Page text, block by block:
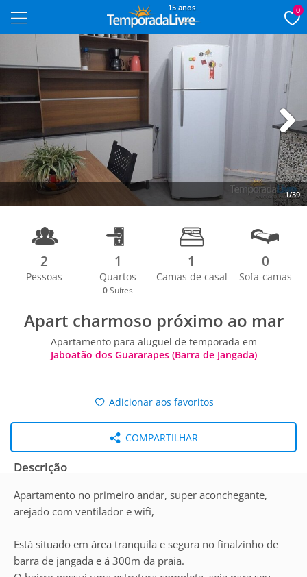
15 anos 0
1/39
Next
2
Pessoas
1
Quartos
0 Suítes
1
Camas de casal
0
Sofa-camas
Apart charmoso próximo ao mar
Apartamento para aluguel de temporada em
Jaboatão dos Guararapes (Barra de Jangada)
Adicionar aos favoritos
COMPARTILHAR
Descrição
Apartamento no primeiro andar, super aconchegante,
arejado com ventilador e wifi,
Está situado em área tranquila e segura no finalzinho de
barra de jangada e á 300m da praia.